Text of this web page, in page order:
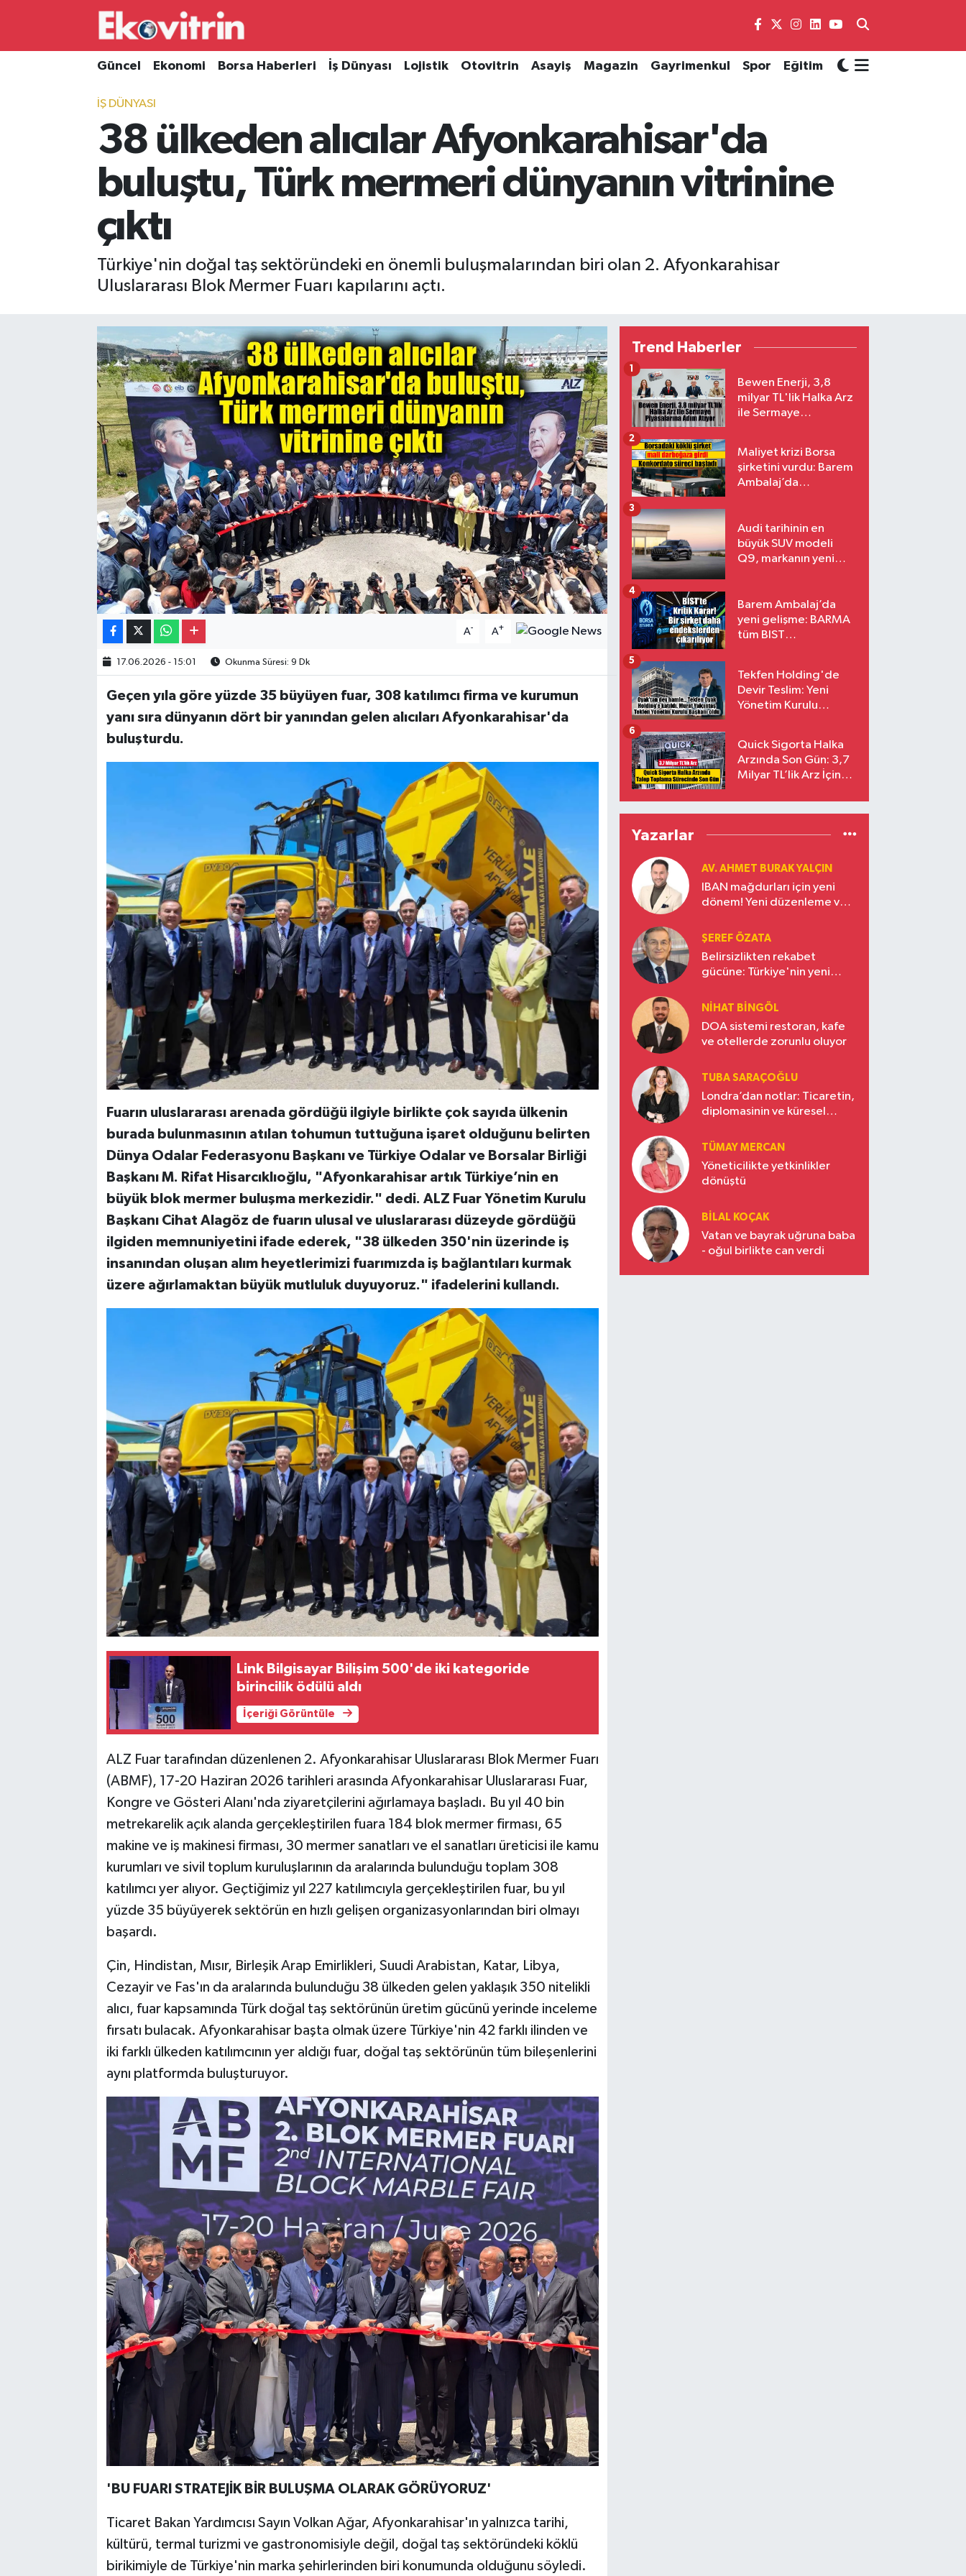
Güncel Ekonomi Borsa Haberleri İş Dünyası Lojistik Otovitrin Asayiş Magazin Gayrimenkul Spor Eğitim
İŞ DÜNYASI
38 ülkeden alıcılar Afyonkarahisar'da
buluştu, Türk mermeri dünyanın vitrinine
çıktı
Türkiye'nin doğal taş sektöründeki en önemli buluşmalarından biri olan 2. Afyonkarahisar
Uluslararası Blok Mermer Fuarı kapılarını açtı.
A- A+
17.06.2026 - 15:01 Okunma Süresi: 9 Dk
Geçen yıla göre yüzde 35 büyüyen fuar, 308 katılımcı firma ve kurumun
yanı sıra dünyanın dört bir yanından gelen alıcıları Afyonkarahisar'da
buluşturdu.
Fuarın uluslararası arenada gördüğü ilgiyle birlikte çok sayıda ülkenin
burada bulunmasının atılan tohumun tuttuğuna işaret olduğunu belirten
Dünya Odalar Federasyonu Başkanı ve Türkiye Odalar ve Borsalar Birliği
Başkanı M. Rifat Hisarcıklıoğlu, "Afyonkarahisar artık Türkiye’nin en
büyük blok mermer buluşma merkezidir." dedi. ALZ Fuar Yönetim Kurulu
Başkanı Cihat Alagöz de fuarın ulusal ve uluslararası düzeyde gördüğü
ilgiden memnuniyetini ifade ederek, "38 ülkeden 350'nin üzerinde iş
insanından oluşan alım heyetlerimizi fuarımızda iş bağlantıları kurmak
üzere ağırlamaktan büyük mutluluk duyuyoruz." ifadelerini kullandı.
Link Bilgisayar Bilişim 500'de iki kategoride
birincilik ödülü aldı
İçeriği Görüntüle
ALZ Fuar tarafından düzenlenen 2. Afyonkarahisar Uluslararası Blok Mermer Fuarı
(ABMF), 17-20 Haziran 2026 tarihleri arasında Afyonkarahisar Uluslararası Fuar,
Kongre ve Gösteri Alanı'nda ziyaretçilerini ağırlamaya başladı. Bu yıl 40 bin
metrekarelik açık alanda gerçekleştirilen fuara 184 blok mermer firması, 65
makine ve iş makinesi firması, 30 mermer sanatları ve el sanatları üreticisi ile kamu
kurumları ve sivil toplum kuruluşlarının da aralarında bulunduğu toplam 308
katılımcı yer alıyor. Geçtiğimiz yıl 227 katılımcıyla gerçekleştirilen fuar, bu yıl
yüzde 35 büyüyerek sektörün en hızlı gelişen organizasyonlarından biri olmayı
başardı.
Çin, Hindistan, Mısır, Birleşik Arap Emirlikleri, Suudi Arabistan, Katar, Libya,
Cezayir ve Fas'ın da aralarında bulunduğu 38 ülkeden gelen yaklaşık 350 nitelikli
alıcı, fuar kapsamında Türk doğal taş sektörünün üretim gücünü yerinde inceleme
fırsatı bulacak. Afyonkarahisar başta olmak üzere Türkiye'nin 42 farklı ilinden ve
iki farklı ülkeden katılımcının yer aldığı fuar, doğal taş sektörünün tüm bileşenlerini
aynı platformda buluşturuyor.
'BU FUARI STRATEJİK BİR BULUŞMA OLARAK GÖRÜYORUZ'
Ticaret Bakan Yardımcısı Sayın Volkan Ağar, Afyonkarahisar'ın yalnızca tarihi,
kültürü, termal turizmi ve gastronomisiyle değil, doğal taş sektöründeki köklü
birikimiyle de Türkiye'nin marka şehirlerinden biri konumunda olduğunu söyledi.
Trend Haberler
Bewen Enerji, 3,8
milyar TL'lik Halka Arz
ile Sermaye
1
Maliyet krizi Borsa
şirketini vurdu: Barem
Ambalaj’da
2
Audi tarihinin en
büyük SUV modeli
Q9, markanın yeni
3
Barem Ambalaj’da
yeni gelişme: BARMA
tüm BIST
4
Tekfen Holding'de
Devir Teslim: Yeni
Yönetim Kurulu
5
Quick Sigorta Halka
Arzında Son Gün: 3,7
Milyar TL’lik Arz İçin
Eriyor
6
Yazarlar
AV. AHMET BURAK YALÇIN
IBAN mağdurları için yeni
dönem! Yeni düzenleme ve
ŞEREF ÖZATA
Belirsizlikten rekabet
gücüne: Türkiye'nin yeni
NIHAT BINGÖL
DOA sistemi restoran, kafe
ve otellerde zorunlu oluyor
TUBA SARAÇOĞLU
Londra’dan notlar: Ticaretin,
diplomasinin ve küresel
Türkiye’nin yükselen gücü
TÜMAY MERCAN
Yöneticilikte yetkinlikler
dönüştü
BILAL KOÇAK
Vatan ve bayrak uğruna baba
- oğul birlikte can verdi
Güncel
Borsa Haberleri
Gayrimenkul
Hava Durumu
Süper Lig Puan Durumu ve Fikstür
Tüm Manşetler
Son Dakika Haberleri
Haber Arşivi